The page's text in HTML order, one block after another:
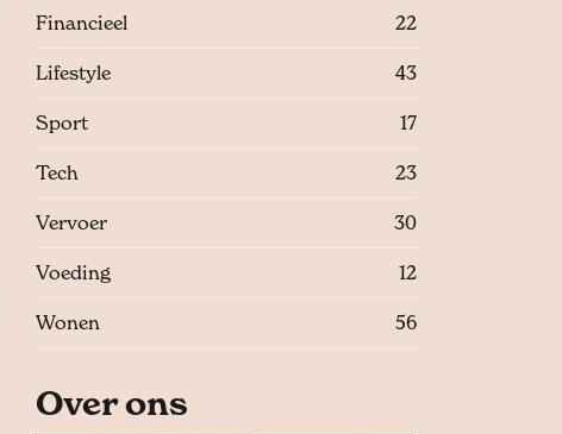
Financieel 22
Lifestyle 43
Sport 17
Tech 23
Vervoer 30
Voeding 12
Wonen 56
Over ons